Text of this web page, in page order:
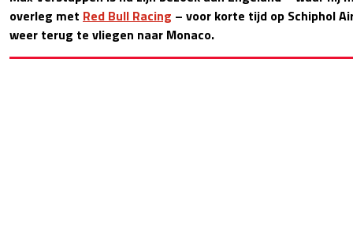
overleg met Red Bull Racing – voor korte tijd op Schiphol
weer terug te vliegen naar Monaco.